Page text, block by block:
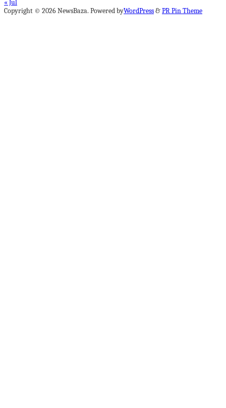
« Jul
Copyright © 2026 NewsBaza. Powered byWordPress&PR Pin Theme